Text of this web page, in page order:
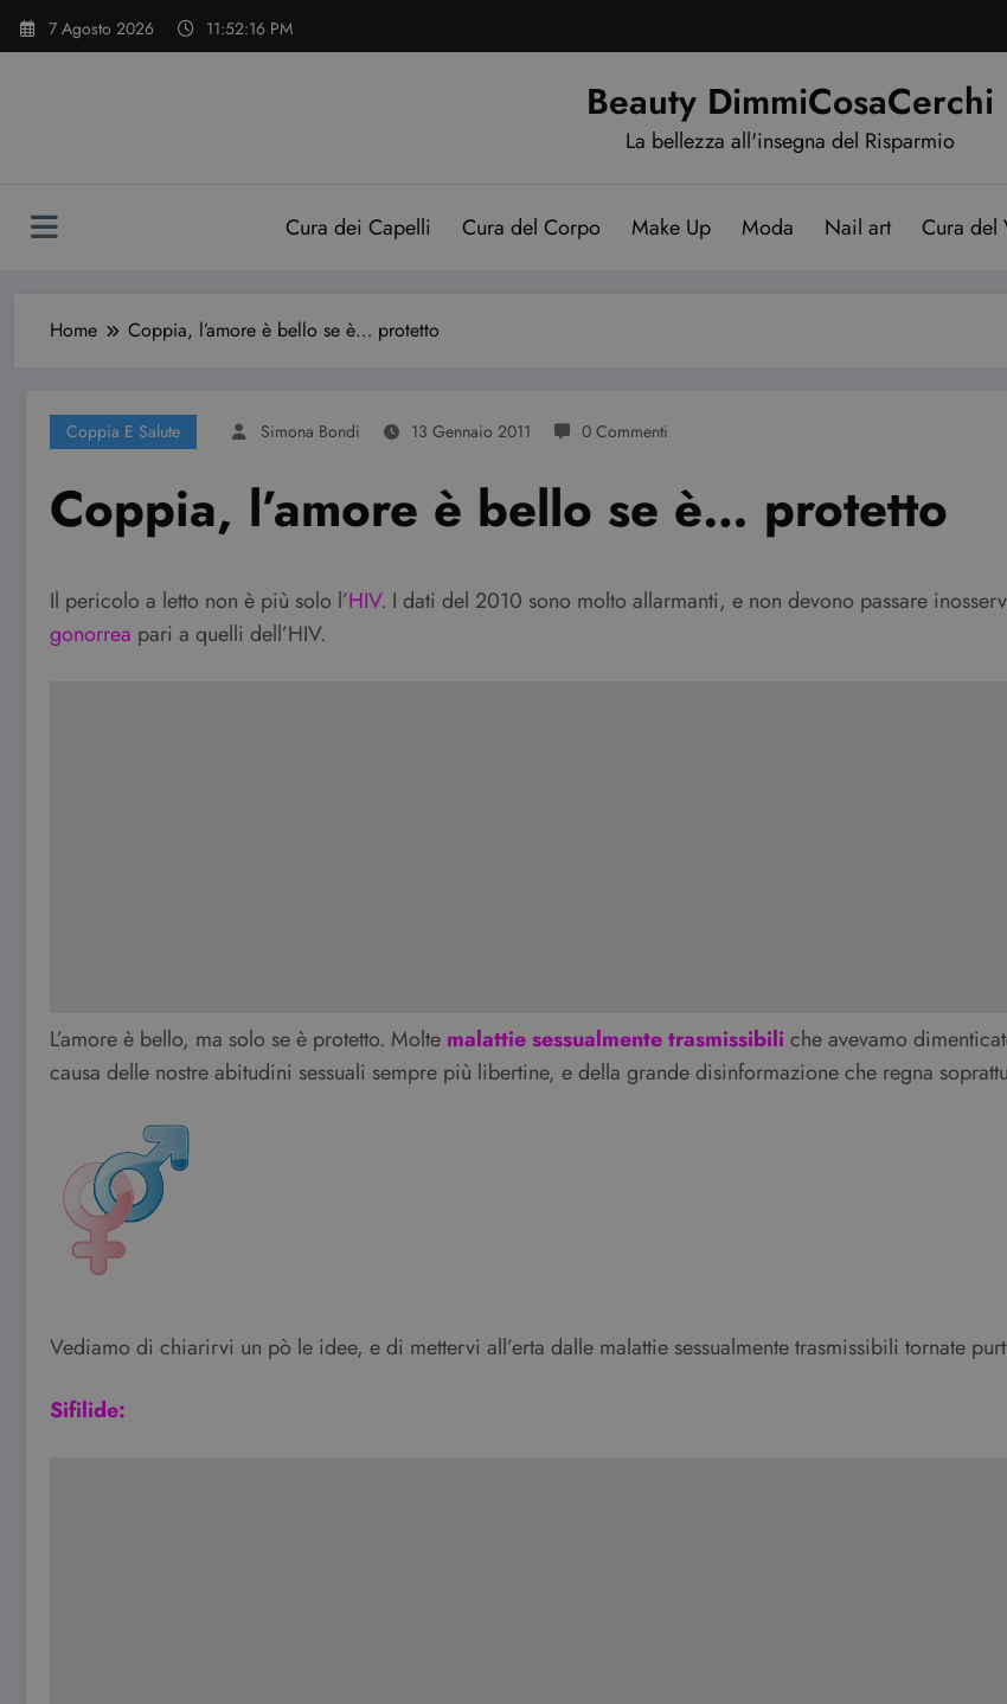
7 Agosto 2026 11:52:17 PM
Beauty DimmiCosaCerchi
La bellezza all'insegna del Risparmio
Cura dei Capelli Cura del Corpo Make Up Moda Nail art Cura del
Home Coppia, l’amore è bello se è… protetto
Coppia E Salute Simona Bondi 13 Gennaio 2011 0 Commenti
Coppia, l’amore è bello se è… protetto
Il pericolo a letto non è più solo l’HIV. I dati del 2010 sono molto allarmanti, e non devono passare
gonorrea pari a quelli dell’HIV.
L’amore è bello, ma solo se è protetto. Molte malattie sessualmente trasmissibili che avevamo
causa delle nostre abitudini sessuali sempre più libertine, e della grande disinformazione che regna
Vediamo di chiarirvi un pò le idee, e di mettervi all’erta dalle malattie sessualmente trasmissibili tornate
Sifilide: